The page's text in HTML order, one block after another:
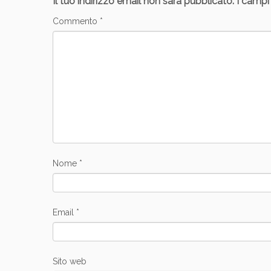
Commento *
Nome *
Email *
Sito web